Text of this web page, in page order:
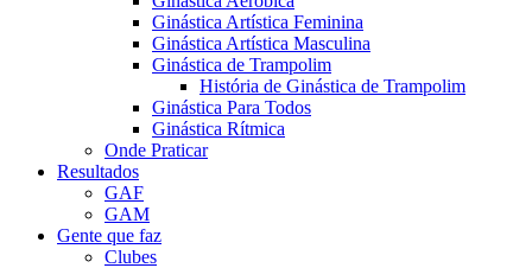
Ginástica Artística Feminina
Ginástica Artística Masculina
Ginástica de Trampolim
História de Ginástica de Trampolim
Ginástica Para Todos
Ginástica Rítmica
Onde Praticar
Resultados
GAF
GAM
Gente que faz
Clubes